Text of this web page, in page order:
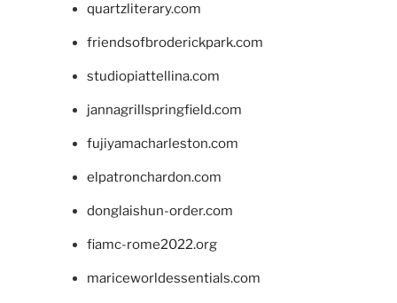
quartzliterary.com
friendsofbroderickpark.com
studiopiattellina.com
jannagrillspringfield.com
fujiyamacharleston.com
elpatronchardon.com
donglaishun-order.com
fiamc-rome2022.org
mariceworldessentials.com